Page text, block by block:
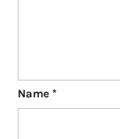
Name *